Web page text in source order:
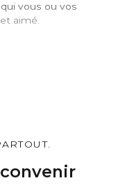
vous ou vos
aimé.
boîteet la pochette,